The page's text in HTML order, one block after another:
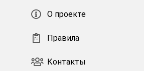
О проекте
Правила
Контакты